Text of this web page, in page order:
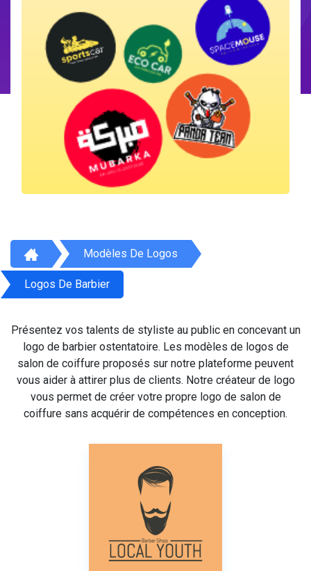
Modèles De Logos
Logos De Barbier
Présentez vos talents de styliste au public en concevant un
logo de barbier ostentatoire. Les modèles de logos de
salon de coiffure proposés sur notre plateforme peuvent
vous aider à attirer plus de clients. Notre créateur de logo
vous permet de créer votre propre logo de salon de
coiffure sans acquérir de compétences en conception.